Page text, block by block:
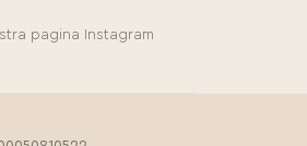
pagina Instagram